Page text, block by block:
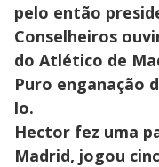
pelo então
Conselheiros
do Atlético de
Puro enganação
lo.
Hector fez uma
Madrid, jogou